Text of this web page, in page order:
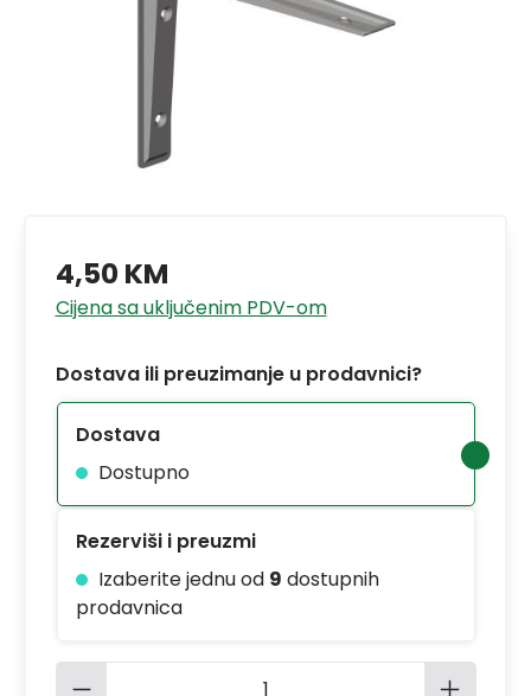
4,50 KM
Cijena sa uključenim PDV-om
Dostava ili preuzimanje u prodavnici?
Dostava
Dostupno
Rezerviši i preuzmi
Izaberite jednu od 9 dostupnih
prodavnica
Količina proizvoda: Unesite